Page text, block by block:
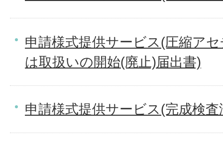
申請様式提供サービス(圧縮ア
は取扱いの開始(廃止)届出書)
申請様式提供サービス(完成検